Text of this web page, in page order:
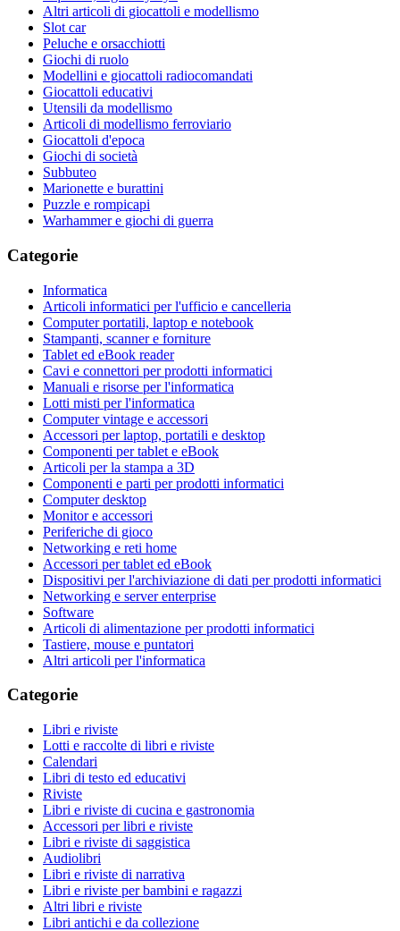
Altri articoli di giocattoli e modellismo
Slot car
Peluche e orsacchiotti
Giochi di ruolo
Modellini e giocattoli radiocomandati
Giocattoli educativi
Utensili da modellismo
Articoli di modellismo ferroviario
Giocattoli d'epoca
Giochi di società
Subbuteo
Marionette e burattini
Puzzle e rompicapi
Warhammer e giochi di guerra
Categorie
Informatica
Articoli informatici per l'ufficio e cancelleria
Computer portatili, laptop e notebook
Stampanti, scanner e forniture
Tablet ed eBook reader
Cavi e connettori per prodotti informatici
Manuali e risorse per l'informatica
Lotti misti per l'informatica
Computer vintage e accessori
Accessori per laptop, portatili e desktop
Componenti per tablet e eBook
Articoli per la stampa a 3D
Componenti e parti per prodotti informatici
Computer desktop
Monitor e accessori
Periferiche di gioco
Networking e reti home
Accessori per tablet ed eBook
Dispositivi per l'archiviazione di dati per prodotti informatici
Networking e server enterprise
Software
Articoli di alimentazione per prodotti informatici
Tastiere, mouse e puntatori
Altri articoli per l'informatica
Categorie
Libri e riviste
Lotti e raccolte di libri e riviste
Calendari
Libri di testo ed educativi
Riviste
Libri e riviste di cucina e gastronomia
Accessori per libri e riviste
Libri e riviste di saggistica
Audiolibri
Libri e riviste di narrativa
Libri e riviste per bambini e ragazzi
Altri libri e riviste
Libri antichi e da collezione